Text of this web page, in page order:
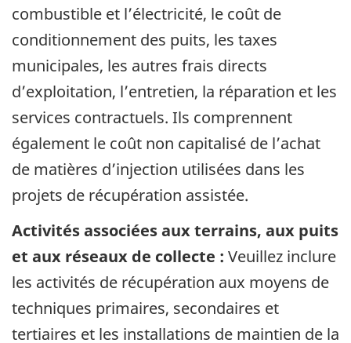
combustible et l’électricité, le coût de
conditionnement des puits, les taxes
municipales, les autres frais directs
d’exploitation, l’entretien, la réparation et les
services contractuels. Ils comprennent
également le coût non capitalisé de l’achat
de matières d’injection utilisées dans les
projets de récupération assistée.
Activités associées aux terrains, aux puits
et aux réseaux de collecte : Veuillez inclure
les activités de récupération aux moyens de
techniques primaires, secondaires et
tertiaires et les installations de maintien de la